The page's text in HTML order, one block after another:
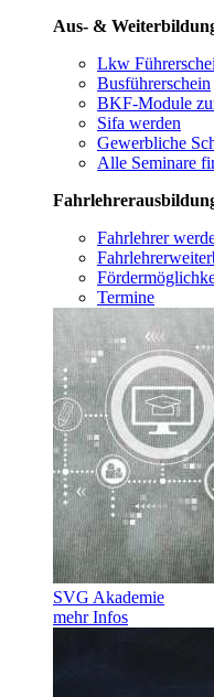
Aus- &
Lkw
Busführerschein
BKF-Module
Sifa werden
Gewerbliche
Alle Seminare
Fahrlehrer
Termine
SVG Akademie
mehr Infos